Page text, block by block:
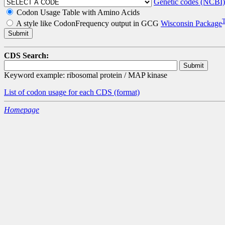
Genetic codes (NCBI)
Codon Usage Table with Amino Acids
A style like CodonFrequency output in GCG Wisconsin Package
CDS Search:
Keyword example: ribosomal protein / MAP kinase
List of codon usage for each CDS (format)
Homepage